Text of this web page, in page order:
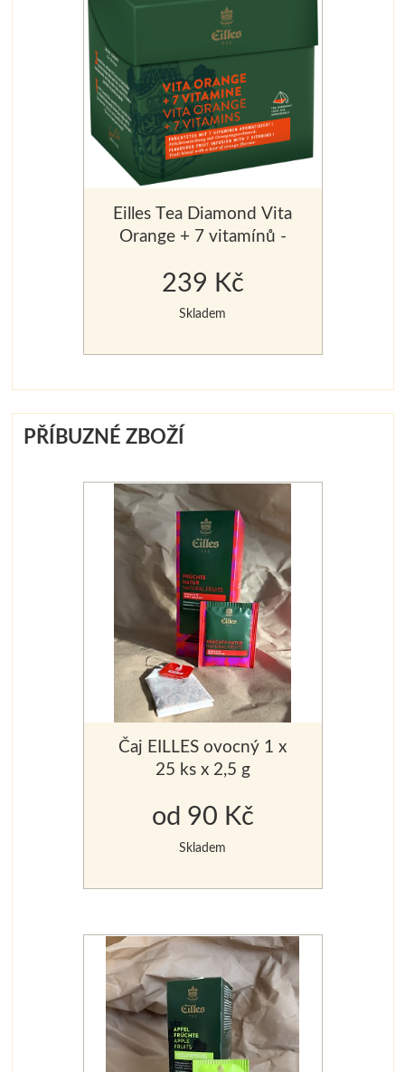
Eilles Tea Diamond Vita
Orange + 7 vitamínů -
239 Kč
Skladem
PŘÍBUZNÉ ZBOŽÍ
Čaj EILLES ovocný 1 x
25 ks x 2,5 g
od 90 Kč
Skladem